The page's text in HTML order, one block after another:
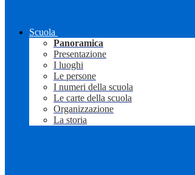
Scuola
Panoramica
Presentazione
I luoghi
Le persone
I numeri della scuola
Le carte della scuola
Organizzazione
La storia